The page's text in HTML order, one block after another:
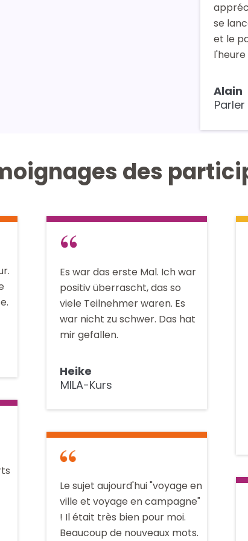
se
et le
Alain
des
Es war das erste Mal. Ich war
positiv überrascht, das so
viele Teilnehmer waren. Es
war nicht zu schwer. Das hat
mir gefallen.
Heike
MILA-Kurs
Le sujet aujourd'hui "voyage en
ville et voyage en campagne"
! Il était très bien pour moi.
Beaucoup de nouveaux mots.